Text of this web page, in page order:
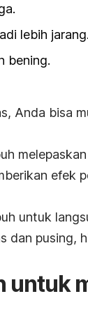
lebih jarang.
bening.
Anda bisa
efek
untuk
dan pusing,
untuk